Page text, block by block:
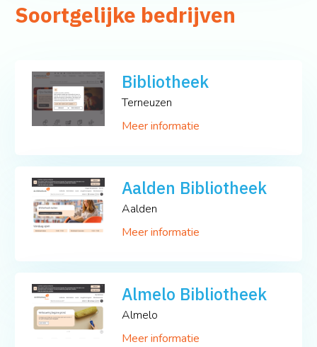
Soortgelijke bedrijven
Bibliotheek
Terneuzen
Meer informatie
Aalden Bibliotheek
Aalden
Meer informatie
Almelo Bibliotheek
Almelo
Meer informatie